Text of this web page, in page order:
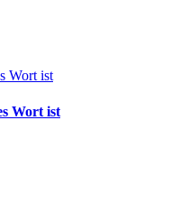
Wort ist